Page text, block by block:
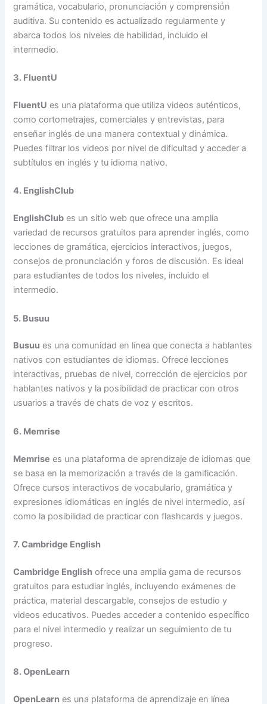
gramática, vocabulario, pronunciación y comprensión
auditiva. Su contenido es actualizado regularmente y
abarca todos los niveles de habilidad, incluido el
intermedio.
3. FluentU
FluentU es una plataforma que utiliza videos auténticos,
como cortometrajes, comerciales y entrevistas, para
enseñar inglés de una manera contextual y dinámica.
Puedes filtrar los videos por nivel de dificultad y acceder a
subtítulos en inglés y tu idioma nativo.
4. EnglishClub
EnglishClub es un sitio web que ofrece una amplia
variedad de recursos gratuitos para aprender inglés, como
lecciones de gramática, ejercicios interactivos, juegos,
consejos de pronunciación y foros de discusión. Es ideal
para estudiantes de todos los niveles, incluido el
intermedio.
5. Busuu
Busuu es una comunidad en línea que conecta a hablantes
nativos con estudiantes de idiomas. Ofrece lecciones
interactivas, pruebas de nivel, corrección de ejercicios por
hablantes nativos y la posibilidad de practicar con otros
usuarios a través de chats de voz y escritos.
6. Memrise
Memrise es una plataforma de aprendizaje de idiomas que
se basa en la memorización a través de la gamificación.
Ofrece cursos interactivos de vocabulario, gramática y
expresiones idiomáticas en inglés de nivel intermedio, así
como la posibilidad de practicar con flashcards y juegos.
7. Cambridge English
Cambridge English ofrece una amplia gama de recursos
gratuitos para estudiar inglés, incluyendo exámenes de
práctica, material descargable, consejos de estudio y
videos educativos. Puedes acceder a contenido específico
para el nivel intermedio y realizar un seguimiento de tu
progreso.
8. OpenLearn
OpenLearn es una plataforma de aprendizaje en línea